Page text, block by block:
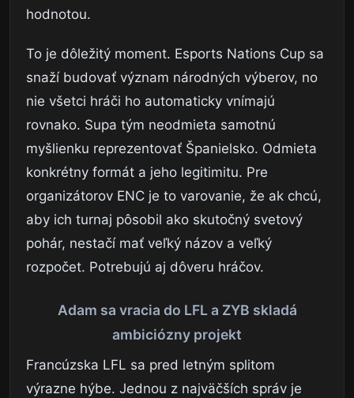
hodnotou.
To je dôležitý moment. Esports Nations Cup sa
snaží budovať význam národných výberov, no
nie všetci hráči ho automaticky vnímajú
rovnako. Supa tým neodmieta samotnú
myšlienku reprezentovať Španielsko. Odmieta
konkrétny formát a jeho legitimitu. Pre
organizátorov ENC je to varovanie, že ak chcú,
aby ich turnaj pôsobil ako skutočný svetový
pohár, nestačí mať veľký názov a veľký
rozpočet. Potrebujú aj dôveru hráčov.
Adam sa vracia do LFL a ZYB skladá
ambiciózny projekt
Francúzska LFL sa pred letným splitom
výrazne hýbe. Jednou z najväčších správ je